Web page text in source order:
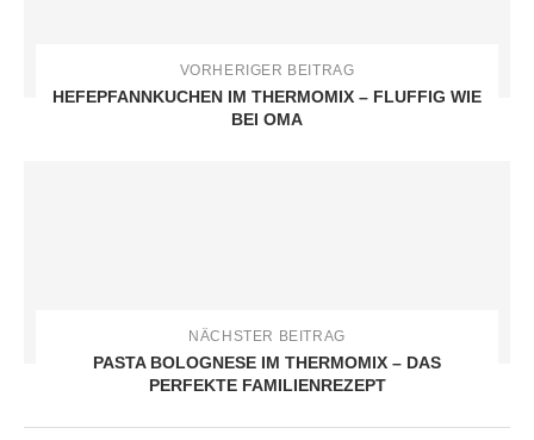
VORHERIGER BEITRAG
HEFEPFANNKUCHEN IM THERMOMIX – FLUFFIG WIE
BEI OMA
NÄCHSTER BEITRAG
PASTA BOLOGNESE IM THERMOMIX – DAS
PERFEKTE FAMILIENREZEPT